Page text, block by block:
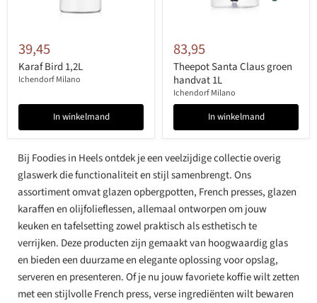
39,45
Karaf Bird 1,2L
Ichendorf Milano
In winkelmand
83,95
Theepot Santa Claus groen
handvat 1L
Ichendorf Milano
In winkelmand
Bij Foodies in Heels ontdek je een veelzijdige collectie overig
glaswerk die functionaliteit en stijl samenbrengt. Ons
assortiment omvat glazen opbergpotten, French presses, glazen
karaffen en olijfolieflessen, allemaal ontworpen om jouw
keuken en tafelsetting zowel praktisch als esthetisch te
verrijken. Deze producten zijn gemaakt van hoogwaardig glas
en bieden een duurzame en elegante oplossing voor opslag,
serveren en presenteren. Of je nu jouw favoriete koffie wilt zetten
met een stijlvolle French press, verse ingrediënten wilt bewaren